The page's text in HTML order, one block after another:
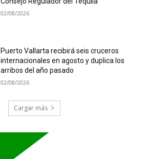
02/08/2026
Puerto Vallarta recibirá seis cruceros
internacionales en agosto y duplica los
arribos del año pasado
02/08/2026
Cargar más